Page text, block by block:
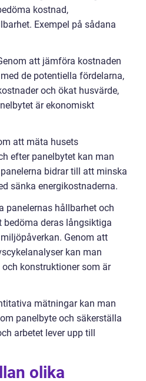
kostnad,
Exempel på sådana
att jämföra kostnaden
de potentiella fördelarna,
och ökat husvärde,
är ekonomiskt
att mäta husets
efter panelbytet kan man
bidrar till att minska
sänka energikostnaderna.
panelernas hållbarhet och
deras långsiktiga
Genom att
kan man
konstruktioner som är
mätningar kan man
panelbyte och säkerställa
arbetet lever upp till
olika